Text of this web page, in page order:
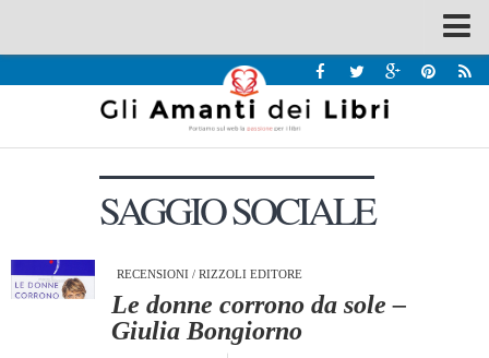
Recensioni
Interviste & Incontri
Chi siamo
SAGGIO SOCIALE
RECENSIONI / RIZZOLI EDITORE
Le donne corrono da sole –
Giulia Bongiorno